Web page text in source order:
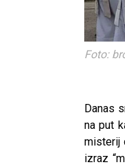
Foto:
Danas
na put
misterij
izraz